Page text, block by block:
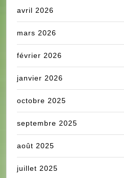
avril 2026
mars 2026
février 2026
janvier 2026
octobre 2025
septembre 2025
août 2025
juillet 2025